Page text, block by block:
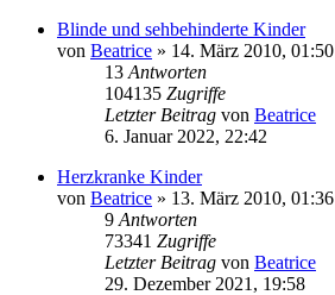
Blinde und sehbehinderte Kinder
von Beatrice » 14. März 2010, 01:50
13 Antworten
104135 Zugriffe
Letzter Beitrag von Beatrice
6. Januar 2022, 22:42
Herzkranke Kinder
von Beatrice » 13. März 2010, 01:36
9 Antworten
73341 Zugriffe
Letzter Beitrag von Beatrice
29. Dezember 2021, 19:58